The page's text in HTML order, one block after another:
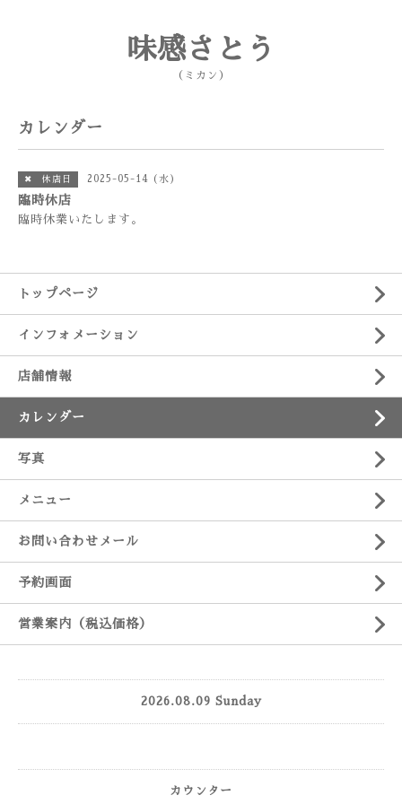
味感さとう
（ミカン）
カレンダー
✖ 休店日 2025-05-14 (水)
臨時休店
臨時休業いたします。
トップページ
インフォメーション
店舗情報
カレンダー
写真
メニュー
お問い合わせメール
予約画面
営業案内（税込価格）
2026.08.09 Sunday
カウンター